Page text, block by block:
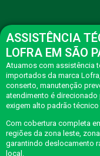
ASSISTÊNCIA
LOFRA EM SÃO
Atuamos com assistência
importados da marca
conserto, manutenção
atendimento é
exigem alto padrão
Com cobertura completa
regiões da zona leste,
garantindo deslocamento
local.